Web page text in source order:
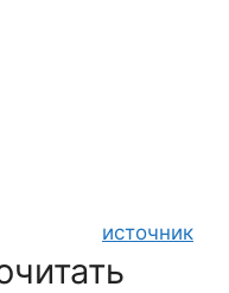
источник